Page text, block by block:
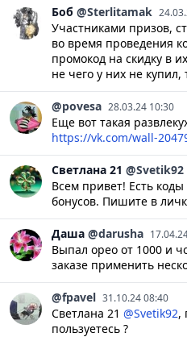
Боб @Sterlitamak
Участниками призов,
во время проведения
промокод на скидку в
не чего у них не
@povesa 28.03.24 10:30
Еще вот такая
https://vk.com/wall-
Светлана 21 @Svetik92
Всем привет! Есть
бонусов. Пишите в
Даша @darusha
Выпал орео от 1000 и
заказе применить
@fpavel 31.10.24 08:40
Светлана 21 @Svetik92,
пользуетесь ?